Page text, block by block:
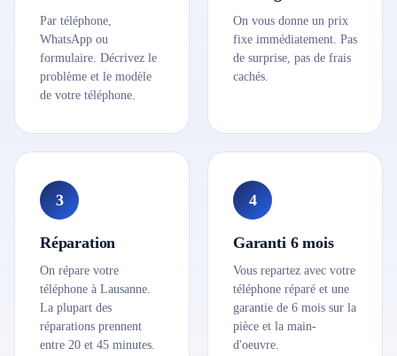
Par téléphone,
WhatsApp ou
formulaire. Décrivez le
problème et le modèle
de votre téléphone.
On vous donne un prix
fixe immédiatement. Pas
de surprise, pas de frais
cachés.
3
Réparation
On répare votre
téléphone à Lausanne.
La plupart des
réparations prennent
entre 20 et 45 minutes.
4
Garanti 6 mois
Vous repartez avec votre
téléphone réparé et une
garantie de 6 mois sur la
pièce et la main-
d'oeuvre.